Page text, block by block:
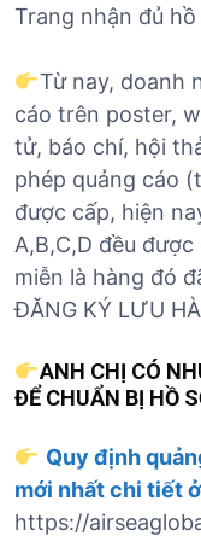
Trang nhận đủ hồ
Từ nay, doanh
cáo trên poster,
tử, báo chí, hội
phép quảng cáo
được cấp, hiện
A,B,C,D đều
miễn là hàng đó
ĐĂNG KÝ LƯU
ANH CHỊ CÓ
ĐỂ CHUẨN BỊ HỒ
Quy định
mới nhất chi tiết
https://